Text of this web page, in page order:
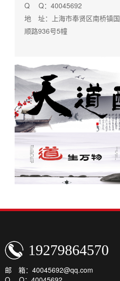
Q Q：40045692
地 址：上海市奉贤区南桥镇国
顺路936号5幢
19279864570
邮 箱：40045692@qq.com